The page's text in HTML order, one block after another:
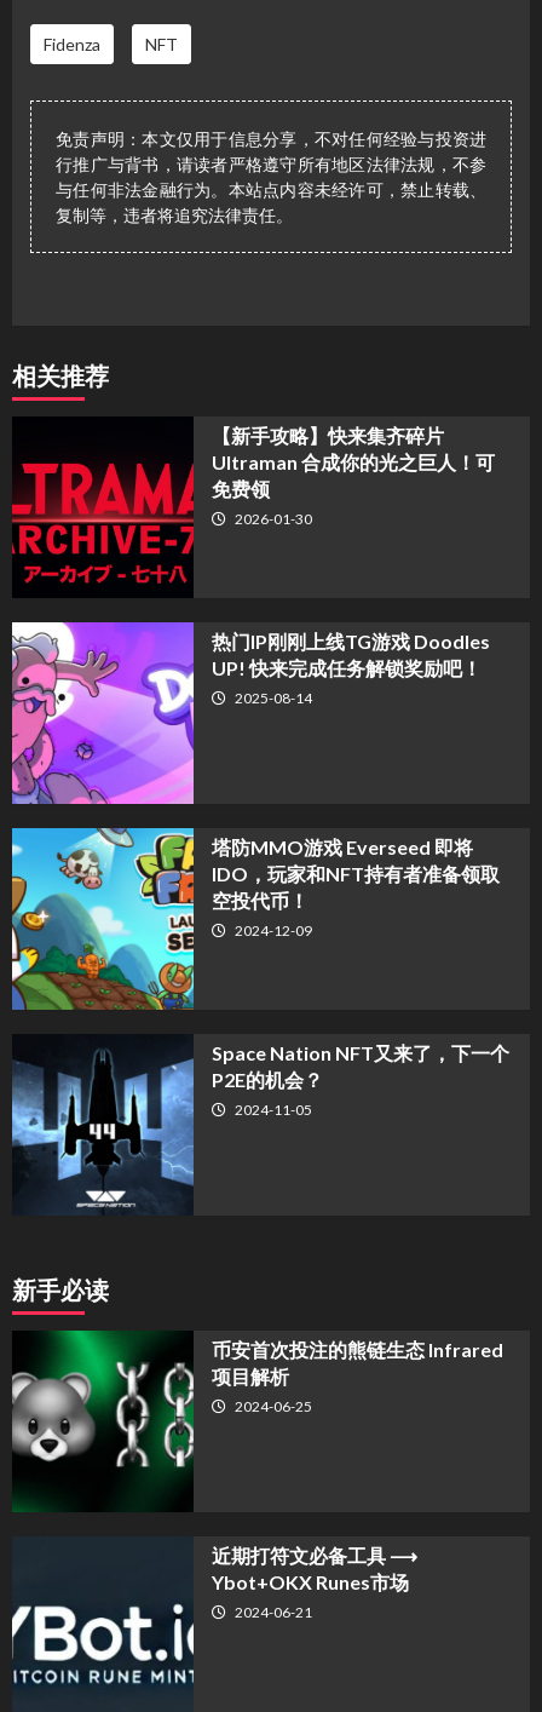
Fidenza NFT
免责声明：本文仅用于信息分享，不对任何经验与投资进
行推广与背书，请读者严格遵守所有地区法律法规，不参
与任何非法金融行为。本站点内容未经许可，禁止转载、
复制等，违者将追究法律责任。
相关推荐
【新手攻略】快来集齐碎片
Ultraman 合成你的光之巨人！可
免费领
2026-01-30
热门IP刚刚上线TG游戏 Doodles
UP! 快来完成任务解锁奖励吧！
2025-08-14
塔防MMO游戏 Everseed 即将
IDO，玩家和NFT持有者准备领取
空投代币！
2024-12-09
Space Nation NFT又来了，下一个
P2E的机会？
2024-11-05
新手必读
币安首次投注的熊链生态 Infrared
项目解析
2024-06-25
近期打符文必备工具 ⟶
Ybot+OKX Runes市场
2024-06-21